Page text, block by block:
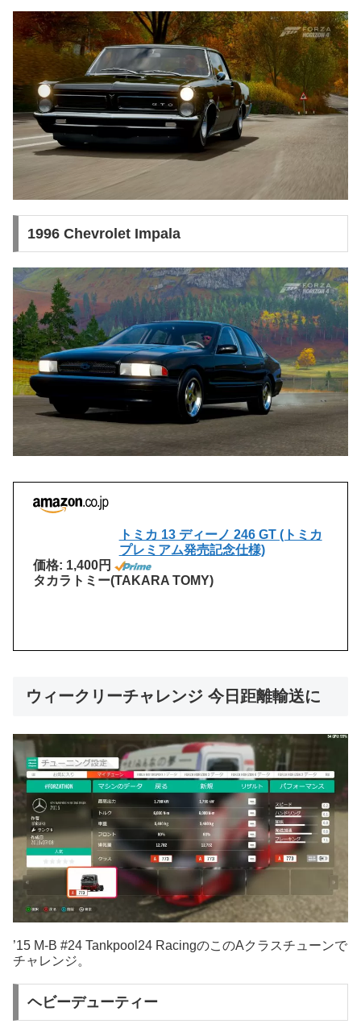
1996 Chevrolet Impala
トミカ 13 ディーノ 246 GT (トミカ
プレミアム発売記念仕様)
価格: 1,400円
タカラトミー(TAKARA TOMY)
ウィークリーチャレンジ 今日距離輸送に
’15 M-B #24 Tankpool24 RacingのこのAクラスチューンで
チャレンジ。
ヘビーデューティー